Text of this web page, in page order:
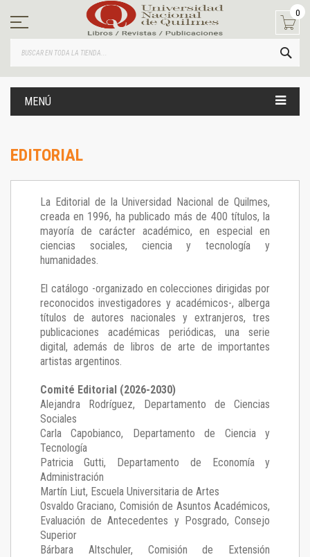
contenido
0
MENÚ
EDITORIAL
La Editorial de la Universidad Nacional de Quilmes,
creada en 1996, ha publicado más de 400 títulos, la
mayoría de carácter académico, en especial en
ciencias sociales, ciencia y tecnología y
humanidades.
El catálogo -organizado en colecciones dirigidas por
reconocidos investigadores y académicos-, alberga
títulos de autores nacionales y extranjeros, tres
publicaciones académicas periódicas, una serie
digital, además de libros de arte de importantes
artistas argentinos.
Comité Editorial (2026-2030)
Alejandra Rodríguez, Departamento de Ciencias
Sociales
Carla Capobianco, Departamento de Ciencia y
Tecnología
Patricia Gutti, Departamento de Economía y
Administración
Martín Liut, Escuela Universitaria de Artes
Osvaldo Graciano, Comisión de Asuntos Académicos,
Evaluación de Antecedentes y Posgrado, Consejo
Superior
Bárbara Altschuler, Comisión de Extensión